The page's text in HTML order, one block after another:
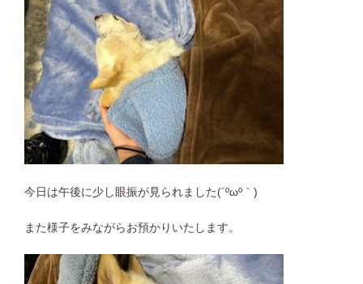
今日は午後に少し眼振が見られました(´ºωº｀)
また様子をみながらお預かりいたします。